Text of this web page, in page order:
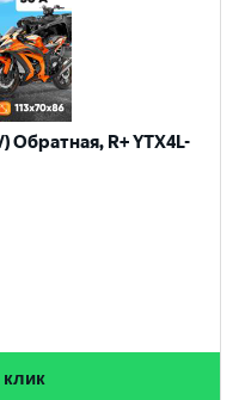
Обратная, R+ YTX4L-
клик